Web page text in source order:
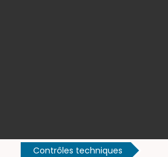
Contrôles techniques